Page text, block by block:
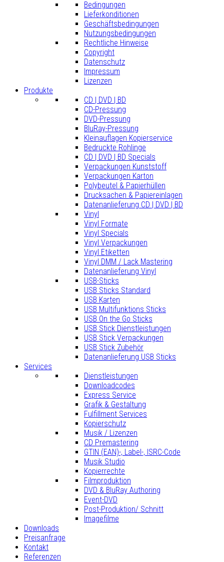
Bedingungen
Lieferkonditionen
Geschäftsbedingungen
Nutzungsbedingungen
Rechtliche Hinweise
Copyright
Datenschutz
Impressum
Lizenzen
Produkte
CD | DVD | BD
CD-Pressung
DVD-Pressung
BluRay-Pressung
Kleinauflagen Kopierservice
Bedruckte Rohlinge
CD | DVD | BD Specials
Verpackungen Kunststoff
Verpackungen Karton
Polybeutel & Papierhüllen
Drucksachen & Papiereinlagen
Datenanlieferung CD | DVD | BD
Vinyl
Vinyl Formate
Vinyl Specials
Vinyl Verpackungen
Vinyl Etiketten
Vinyl DMM / Lack Mastering
Datenanlieferung Vinyl
USB-Sticks
USB Sticks Standard
USB Karten
USB Multifunktions Sticks
USB On the Go Sticks
USB Stick Dienstleistungen
USB Stick Verpackungen
USB Stick Zubehör
Datenanlieferung USB Sticks
Services
Dienstleistungen
Downloadcodes
Express Service
Grafik & Gestaltung
Fulfillment Services
Kopierschutz
Musik / Lizenzen
CD Premastering
GTIN (EAN)-, Label-, ISRC-Code
Musik Studio
Kopierrechte
Filmproduktion
DVD & BluRay Authoring
Event-DVD
Post-Produktion/ Schnitt
Imagefilme
Downloads
Preisanfrage
Kontakt
Referenzen